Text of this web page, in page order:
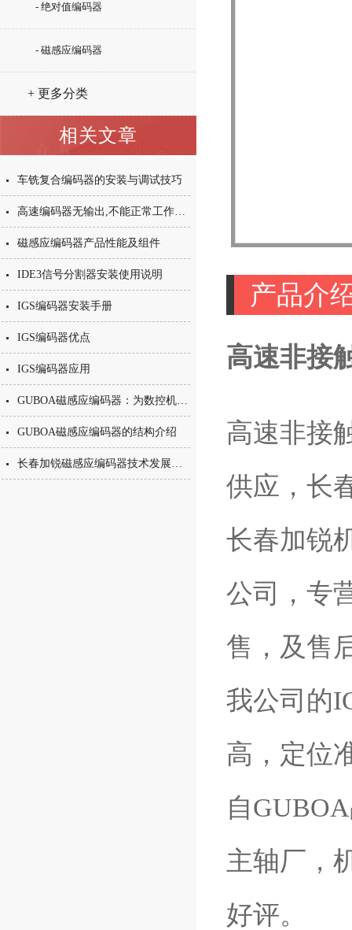
- 绝对值编码器
- 磁感应编码器
+ 更多分类
相关文章
车铣复合编码器的安装与调试技巧
高速编码器无输出,不能正常工作是怎么回事?
磁感应编码器产品性能及组件
IDE3信号分割器安装使用说明
IGS编码器安装手册
IGS编码器优点
IGS编码器应用
GUBOA磁感应编码器：为数控机床主轴提供可靠测速定位
GUBOA磁感应编码器的结构介绍
长春加锐磁感应编码器技术发展走向
产品介
高速非接
高速非接
供应，长
长春加锐
公司，专
售，及售
我公司的
高，定位
自
主轴厂，
好评。